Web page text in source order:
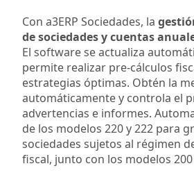
Con a3ERP Sociedades, la
de sociedades y cuentas
El software se actualiza
permite realizar pre-cálculos
estrategias óptimas. Obtén la
automáticamente y controla el
advertencias e informes.
de los modelos 220 y 222 para
sociedades sujetos al régimen
fiscal, junto con los modelos 200